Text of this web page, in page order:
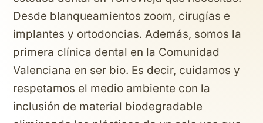
Desde blanqueamientos zoom, cirugías e
implantes y ortodoncias. Además, somos la
primera clínica dental en la Comunidad
Valenciana en ser bio. Es decir, cuidamos y
respetamos el medio ambiente con la
inclusión de material biodegradable